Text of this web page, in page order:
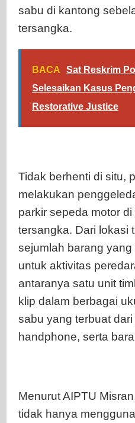
sabu di kantong
tersangka.
BACA
Sat Reskrim
Selesaikan Kasus
Restorative Justice
Tidak berhenti di situ,
melakukan
parkir sepeda motor
tersangka. Dari lokasi
sejumlah barang
untuk aktivitas
antaranya satu unit
klip dalam berbagai
sabu yang terbuat
handphone, serta
Menurut AIPTU
tidak hanya